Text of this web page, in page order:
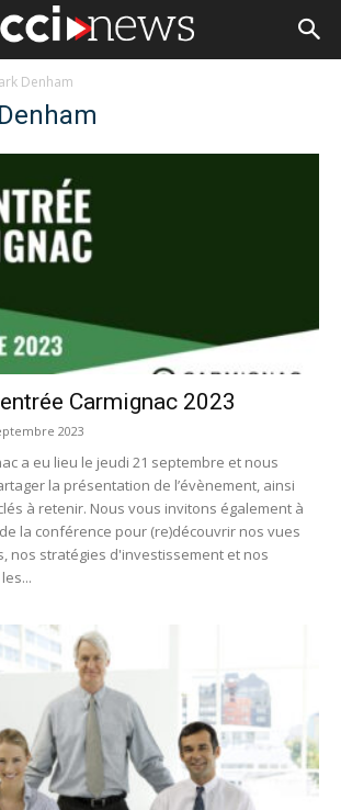
Denham
Carmignac 2023
2023
a eu lieu le jeudi 21 septembre et nous
la présentation de l’évènement, ainsi
à retenir. Nous vous invitons également à
la conférence pour (re)découvrir nos vues
nos stratégies d'investissement et nos